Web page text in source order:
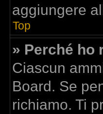
aggiungere
Top
» Perché ho
Ciascun
Board. Se
richiamo. Ti